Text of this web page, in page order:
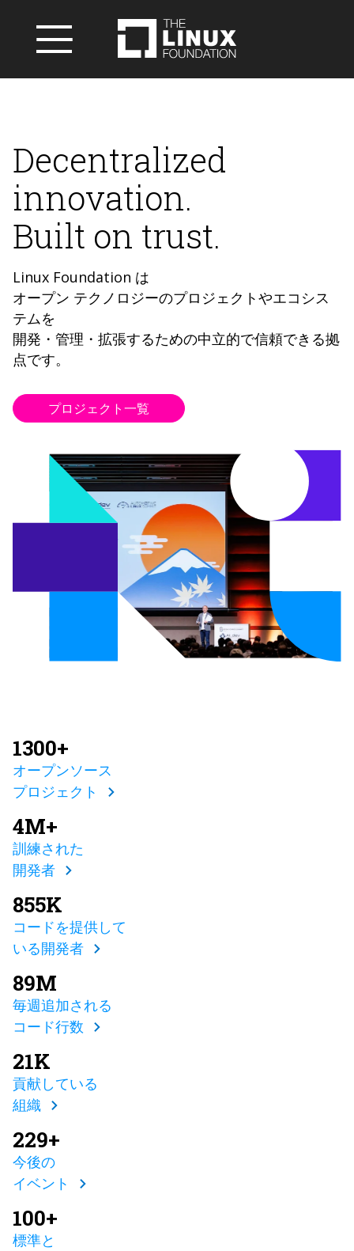
Decentralized
innovation.
Built on trust.
Linux Foundation は
オープン テクノロジーのプロジェクトやエコシス
テムを
開発・管理・拡張するための中立的で信頼できる拠
点です。
プロジェクト一覧
1300+
オープンソース
プロジェクト
4M+
訓練された
開発者
855K
コードを提供して
いる開発者
89M
毎週追加される
コード行数
21K
貢献している
組織
229+
今後の
イベント
100+
標準と